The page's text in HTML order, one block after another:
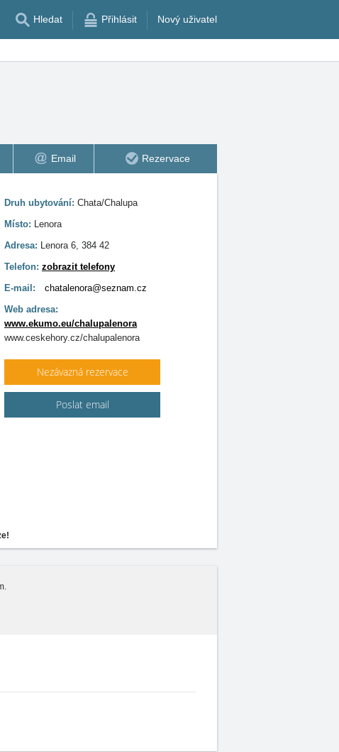
Hledat Přihlásit Nový uživatel
Email Rezervace
Druh ubytování: Chata/Chalupa
Místo: Lenora
Adresa: Lenora 6, 384 42
Telefon: zobrazit telefony
E-mail:
chatalenora@seznam.cz
Web adresa:
www.ekumo.eu/chalupalenora
www.ceskehory.cz/chalupalenora
Nezávazná rezervace
Poslat email